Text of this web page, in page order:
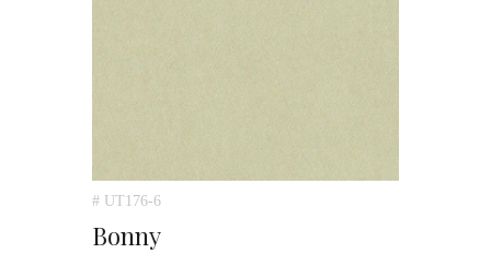
# UT176-6
Bonny